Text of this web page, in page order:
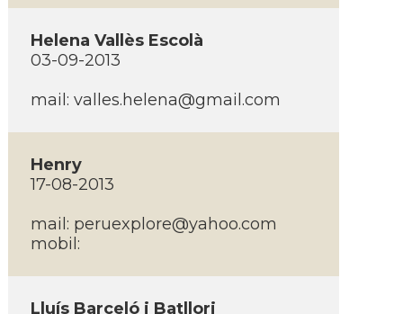
Helena Vallès Escolà
03-09-2013
mail: valles.helena@gmail.com
Henry
17-08-2013
mail: peruexplore@yahoo.com
mobil:
Lluí­s Barceló i Batllori